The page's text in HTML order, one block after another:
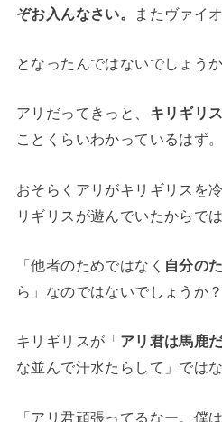
ぞお入んなさい。 またヴァイ
となったんではないでしょうか
アリだってきっと、 キリギリ
ことくらいわかっているはず。
おそらくアリがキリギリスを
リギリスが遊んでいたからで
「他者のためではなく 自分の
ら」なのではないでしょうか？
キリギリスが「アリ君は馬鹿
な並んで汗水たらして」では
「アリ君頑張ってるなー。僕